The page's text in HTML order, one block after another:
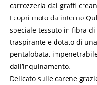
carrozzeria dai graffi
I copri moto da interno
speciale tessuto in fibra
traspirante e dotato di
pentalobata,
dall’inquinamento.
Delicato sulle carene